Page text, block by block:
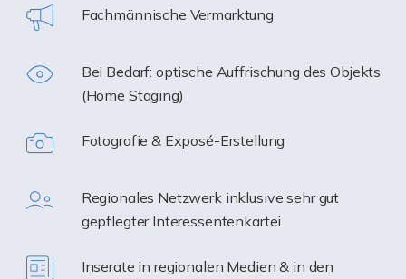
Fachmännische Vermarktung
Bei Bedarf: optische Auffrischung des Objekts
(Home Staging)
Fotografie & Exposé-Erstellung
Regionales Netzwerk inklusive sehr gut
gepflegter Interessentenkartei
Inserate in regionalen Medien & in den